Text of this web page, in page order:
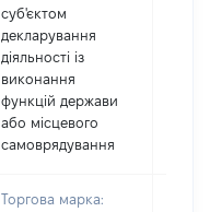
суб'єктом
декларування
діяльності із
виконання
функцій держави
або місцевого
самоврядування
Торгова марка: